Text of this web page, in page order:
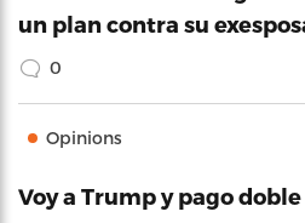
un plan contra su
0
Opinions
Voy a Trump y pago doble